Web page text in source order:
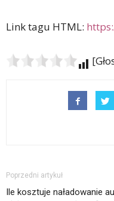
Link tagu HTML:
Poprzedni artykuł
Ile kosztuje naładowanie